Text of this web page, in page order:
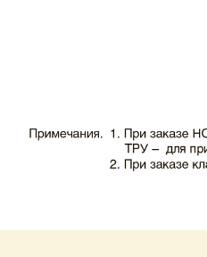
ВИНГС-М КЛОП-1.pdf